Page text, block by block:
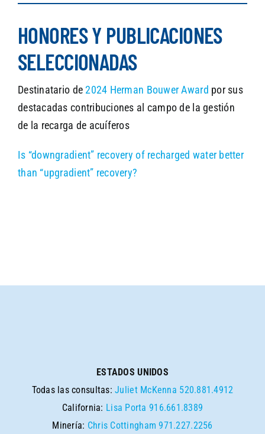
HONORES Y PUBLICACIONES
SELECCIONADAS
Destinatario de2024 Herman Bouwer Award por sus
destacadas contribuciones al campo de la gestión
de la recarga de acuíferos
Is “downgradient” recovery of recharged water better
than “upgradient” recovery?
ESTADOS UNIDOS
Todas las consultas:Juliet McKenna 520.881.4912
California: Lisa Porta 916.661.8389
Minería: Chris Cottingham 971.227.2256